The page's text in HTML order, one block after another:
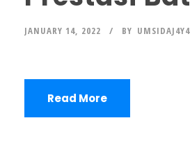
JANUARY 14, 2022 BY UMSIDAJ4Y4
Read More